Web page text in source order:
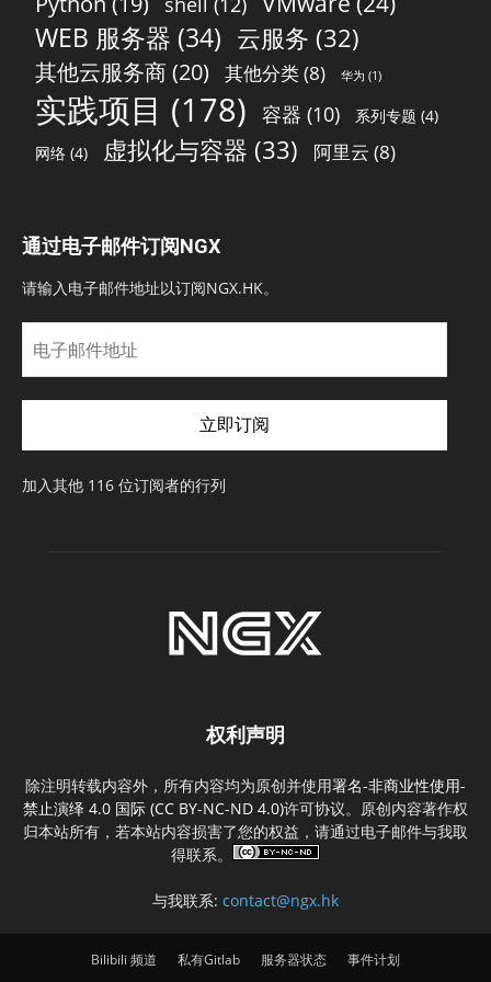
WEB 服务器 (34) 云服务 (32)
其他云服务商 (20) 其他分类(8) 华为 (1)
实践项目 (178) 容器 (10) 系列专题 (4)
网络 (4) 虚拟化与容器 (33) 阿里云 (8)
通过电子邮件订阅NGX
请输入电子邮件地址以订阅NGX.HK。
子
邮
件
址
立即订阅
加入其他 116 位订阅者的行列
权利声明
除注明转载内容外，所有内容均为原创并使用署名-非商业性使用-
禁止演绎 4.0 国际 (CC BY-NC-ND 4.0)许可协议。原创内容著作权
归本站所有，若本站内容损害了您的权益，请通过电子邮件与我取
得联系。
与我联系: contact@ngx.hk
Bilibili 频道 私有Gitlab 服务器状态 事件计划